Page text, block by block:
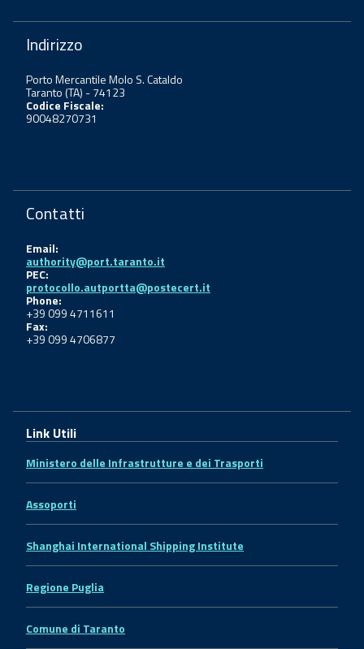
Indirizzo
Porto Mercantile Molo S. Cataldo
Taranto (TA) - 74123
Codice Fiscale:
90048270731
Contatti
Email:
authority@port.taranto.it
PEC:
protocollo.autportta@postecert.it
Phone:
+39 099 4711611
Fax:
+39 099 4706877
Link Utili
Ministero delle Infrastrutture e dei Trasporti
Assoporti
Shanghai International Shipping Institute
Regione Puglia
Comune di Taranto